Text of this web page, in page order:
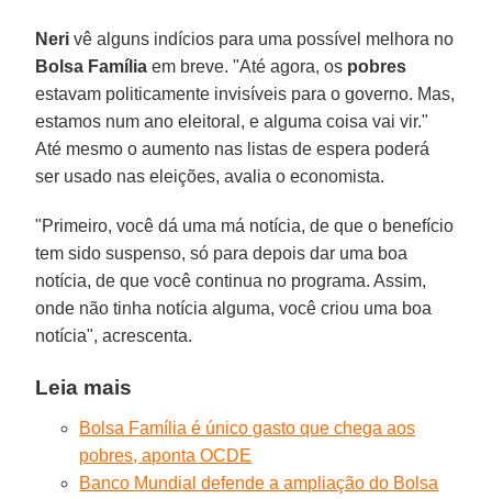
Neri vê alguns indícios para uma possível melhora no
Bolsa Família em breve. "Até agora, os pobres
estavam politicamente invisíveis para o governo. Mas,
estamos num ano eleitoral, e alguma coisa vai vir."
Até mesmo o aumento nas listas de espera poderá
ser usado nas eleições, avalia o economista.
"Primeiro, você dá uma má notícia, de que o benefício
tem sido suspenso, só para depois dar uma boa
notícia, de que você continua no programa. Assim,
onde não tinha notícia alguma, você criou uma boa
notícia", acrescenta.
Leia mais
Bolsa Família é único gasto que chega aos
pobres, aponta OCDE
Banco Mundial defende a ampliação do Bolsa